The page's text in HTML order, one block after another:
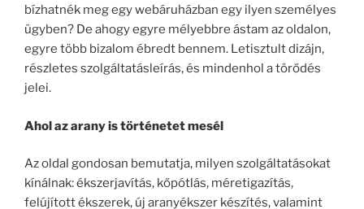
bízhatnék meg egy webáruházban egy ilyen személyes
ügyben? De ahogy egyre mélyebbre ástam az oldalon,
egyre több bizalom ébredt bennem. Letisztult dizájn,
részletes szolgáltatásleírás, és mindenhol a törődés
jelei.
Ahol az arany is történetet mesél
Az oldal gondosan bemutatja, milyen szolgáltatásokat
kínálnak: ékszerjavítás, kőpótlás, méretigazítás,
felújított ékszerek, új aranyékszer készítés, valamint